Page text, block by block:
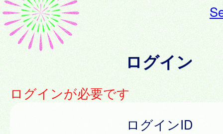
ログイン
ログインが必要です
ログインID